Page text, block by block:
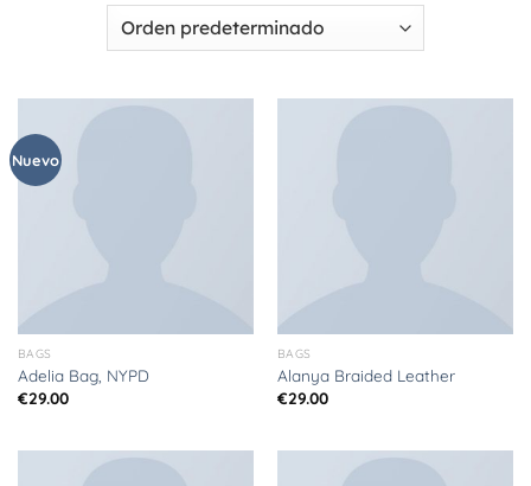
Nuevo
BAGS
Adelia Bag, NYPD
€29.00
BAGS
Alanya Braided Leather
€29.00